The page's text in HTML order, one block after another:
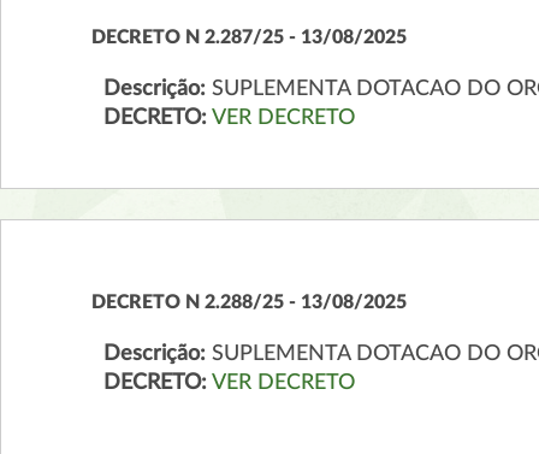
DECRETO N 2.287/25 - 13/08/2025
Descrição:SUPLEMENTA DOTACAO DO
DECRETO: VER DECRETO
DECRETO N 2.288/25 - 13/08/2025
Descrição:SUPLEMENTA DOTACAO DO
DECRETO: VER DECRETO